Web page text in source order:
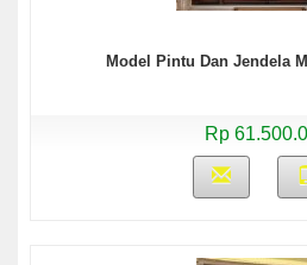
Model Pintu Dan Jendela
Rp